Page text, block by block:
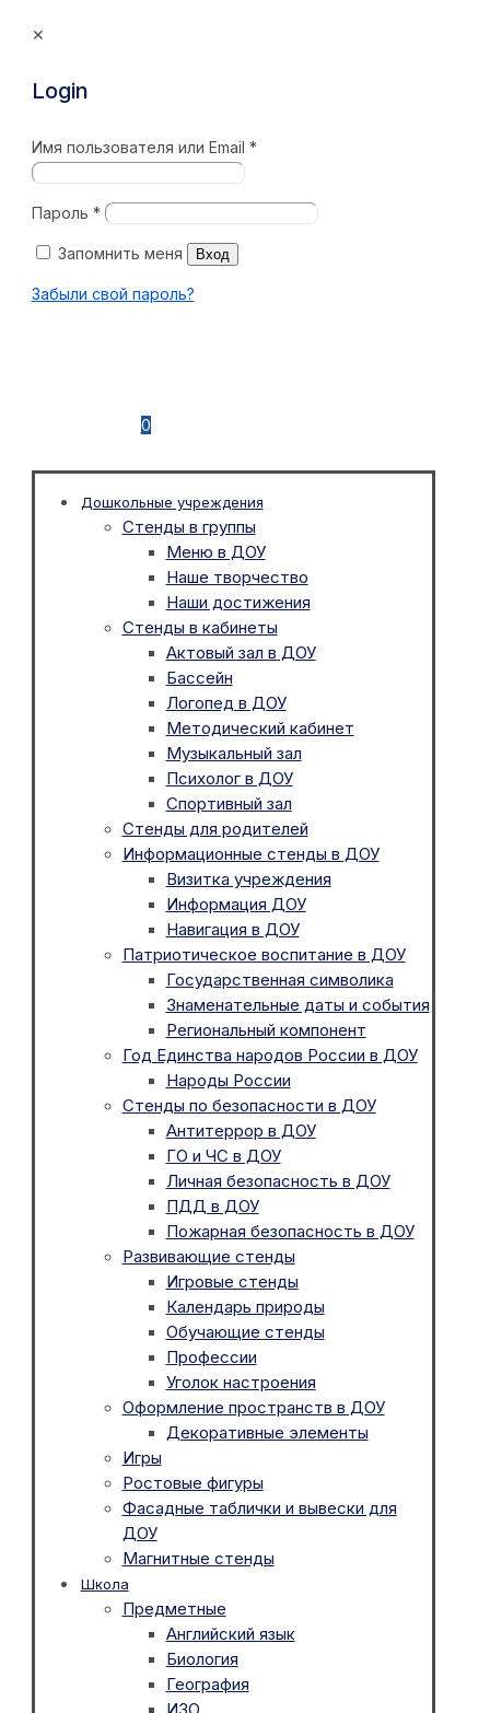
✕
Login
Имя пользователя или Email *
Пароль *
Запомнить меня Вход
Забыли свой пароль?
0
Дошкольные учреждения
Стенды в группы
Меню в ДОУ
Наше творчество
Наши достижения
Стенды в кабинеты
Актовый зал в ДОУ
Бассейн
Логопед в ДОУ
Методический кабинет
Музыкальный зал
Психолог в ДОУ
Спортивный зал
Стенды для родителей
Информационные стенды в ДОУ
Визитка учреждения
Информация ДОУ
Навигация в ДОУ
Патриотическое воспитание в ДОУ
Государственная символика
Знаменательные даты и события
Региональный компонент
Год Единства народов России в ДОУ
Народы России
Стенды по безопасности в ДОУ
Антитеррор в ДОУ
ГО и ЧС в ДОУ
Личная безопасность в ДОУ
ПДД в ДОУ
Пожарная безопасность в ДОУ
Развивающие стенды
Игровые стенды
Календарь природы
Обучающие стенды
Профессии
Уголок настроения
Оформление пространств в ДОУ
Декоративные элементы
Игры
Ростовые фигуры
Фасадные таблички и вывески для
ДОУ
Магнитные стенды
Школа
Предметные
Английский язык
Биология
География